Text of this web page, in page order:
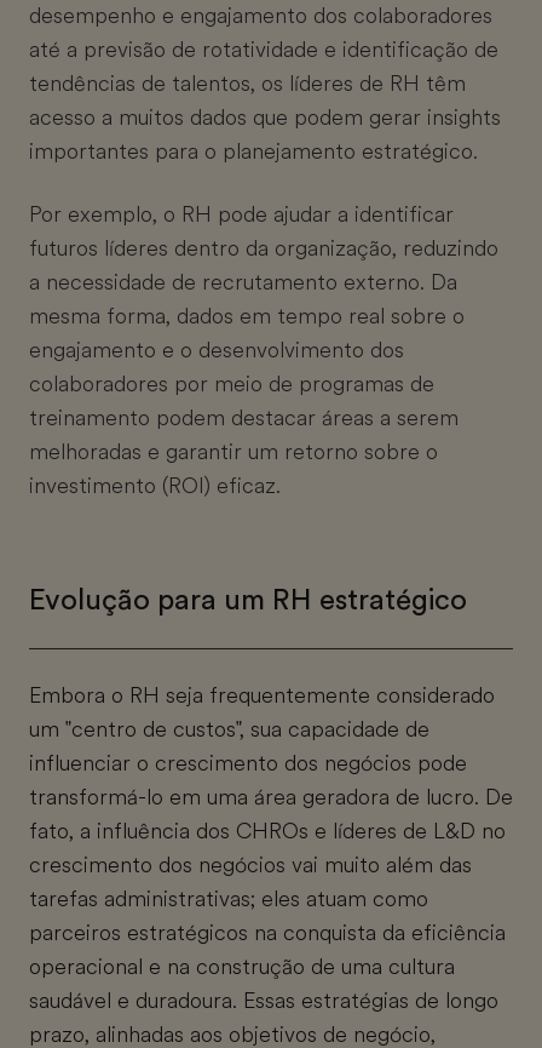
desempenho e engajamento dos colaboradores
até a previsão de rotatividade e identificação de
tendências de talentos, os líderes de RH têm
acesso a muitos dados que podem gerar insights
importantes para o planejamento estratégico.
Por exemplo, o RH pode ajudar a identificar
futuros líderes dentro da organização, reduzindo
a necessidade de recrutamento externo. Da
mesma forma, dados em tempo real sobre o
engajamento e o desenvolvimento dos
colaboradores por meio de programas de
treinamento podem destacar áreas a serem
melhoradas e garantir um retorno sobre o
investimento (ROI) eficaz.
Evolução para um RH estratégico
Embora o RH seja frequentemente considerado
um "centro de custos", sua capacidade de
influenciar o crescimento dos negócios pode
transformá-lo em uma área geradora de lucro. De
fato, a influência dos CHROs e líderes de L&D no
crescimento dos negócios vai muito além das
tarefas administrativas; eles atuam como
parceiros estratégicos na conquista da eficiência
operacional e na construção de uma cultura
saudável e duradoura. Essas estratégias de longo
prazo, alinhadas aos objetivos de negócio,